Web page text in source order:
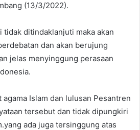
(13/3/2022).
tidak ditindaklanjuti maka akan
dan akan berujung
jelas menyinggung perasaan
Islam dan lulusan Pesantren
tersebut dan tidak dipungkiri
ada juga tersinggung atas